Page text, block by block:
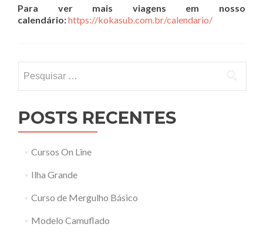
Para ver mais viagens em nosso
calendário:https://kokasub.com.br/calendario/
por:
POSTS RECENTES
Cursos On Line
Ilha Grande
Curso de Mergulho Básico
Modelo Camuflado